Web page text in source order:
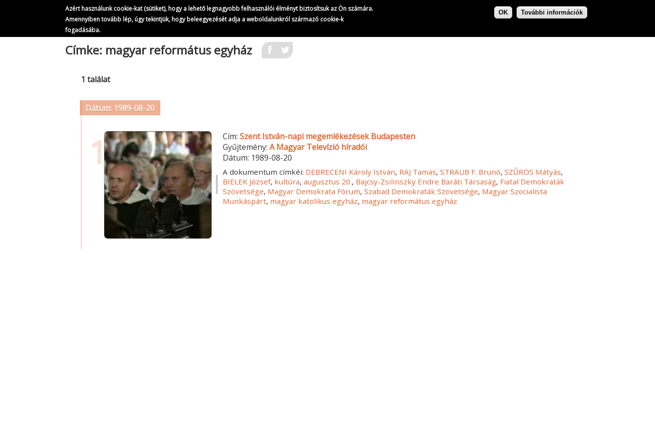
Azért használunk cookie-kat (sütiket), hogy a lehető legnagyobb felhasználói élményt biztosítsuk az Ön számára.
Amennyiben tovább lép, úgy tekintjük, hogy beleegyezését adja a weboldalunkról származó cookie-k
fogadásába.
OK További információk
Címke: magyar református egyház
1 találat
Dátum: 1989-08-20
1 Cím:Szent István-napi megemlékezések Budapesten
Gyűjtemény:A Magyar Televízió híradói
Dátum: 1989-08-20
A dokumentum címkéi: DEBRECENI Károly István, RAJ Tamás,STRAUB F. Brunó,SZŰRÖS Mátyás,
BIELEK József, kultúra,augusztus 20., Bajcsy-Zsilinszky Endre Baráti Társaság, Fiatal Demokraták
Szövetsége, Magyar Demokrata Fórum,Szabad Demokraták Szövetsége, Magyar Szocialista
Munkáspárt, magyar katolikus egyház, magyar református egyház